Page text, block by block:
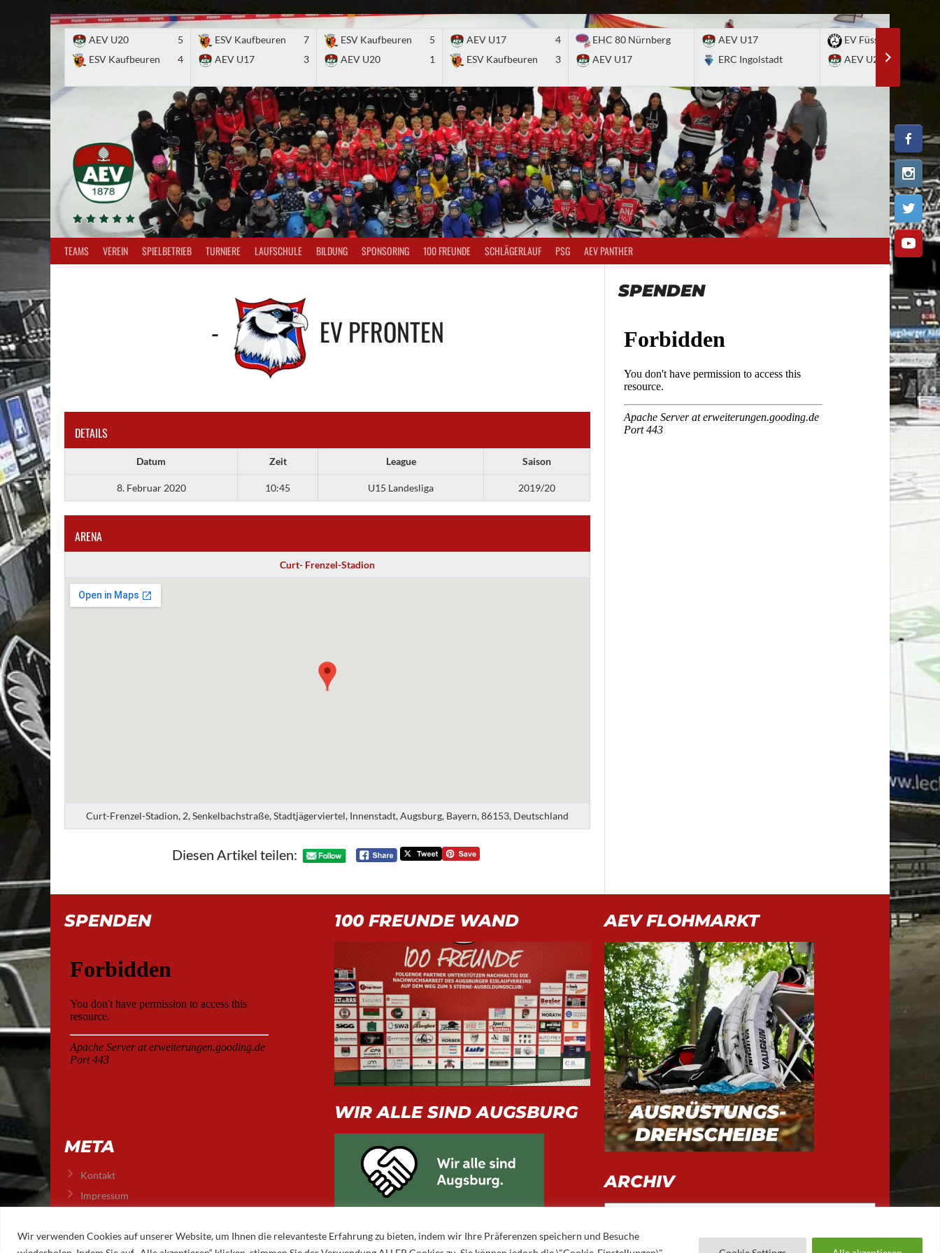
Wir verwenden Cookies auf unserer Website, um Ihnen die relevanteste Erfahrung zu bieten, indem wir Ihre Präferenzen speichern und Besuche
AEV U20
5
ESV Kaufbeuren
4
ESV Kaufbeuren
7
AEV U17
3
ESV Kaufbeuren
5
AEV U20
1
AEV U17
4
ESV Kaufbeuren
3
EHC 80 Nürnberg
AEV U17
AEV U17
ERC Ingolstadt
EV Füssen
AEV U20
TEAMS VEREIN SPIELBETRIEB TURNIERE LAUFSCHULE BILDUNG SPONSORING 100 FREUNDE SCHLÄGERLAUF PSG AEV PANTHER
- EV PFRONTEN
DETAILS
Datum Zeit League Saison
8. Februar 2020 10:45 U15 Landesliga 2019/20
ARENA
Curt- Frenzel-Stadion
Curt-Frenzel-Stadion, 2, Senkelbachstraße, Stadtjägerviertel, Innenstadt, Augsburg, Bayern, 86153, Deutschland
Diesen Artikel teilen:
SPENDEN
SPENDEN
META
Kontakt
Impressum
100 FREUNDE WAND
WIR ALLE SIND AUGSBURG
AEV FLOHMARKT
ARCHIV
Archiv